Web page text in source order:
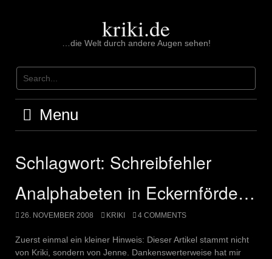
kriki.de
…die Welt durch andere Augen sehen!
Menu
Schlagwort: Schreibfehler
Analphabeten in Eckernförde…
26. NOVEMBER 2008 KRIKI 4 COMMENTS
Zuerst einmal ein kleiner Hinweis: Dieser Artikel stammt nicht
von Kriki, sondern von Jenne. Dankenswerterweise hat mir